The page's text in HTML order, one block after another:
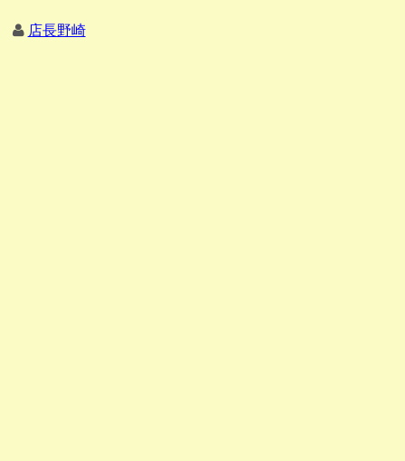
店長野崎